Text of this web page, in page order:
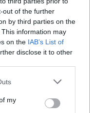
out of the further
by third parties on the
This information may
on the IAB’s List of
disclose it to other
my
w dalszą
pewną śmierć
Później ocalił